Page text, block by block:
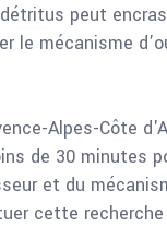
peut
le mécanisme
Alpes-Côte
de 30 minutes
et du
cette